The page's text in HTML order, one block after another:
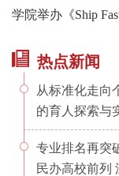
学院举办《Ship
热点新闻
从标准化走向
的育人探索与
专业排名再突
民办高校前列